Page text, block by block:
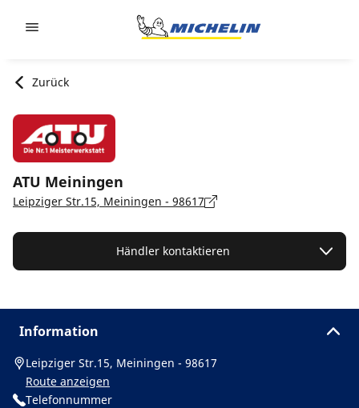
Zurück
ATU Meiningen
Leipziger Str.15, Meiningen - 98617
Händler kontaktieren
Information
Leipziger Str.15, Meiningen - 98617
Route anzeigen
Telefonnummer